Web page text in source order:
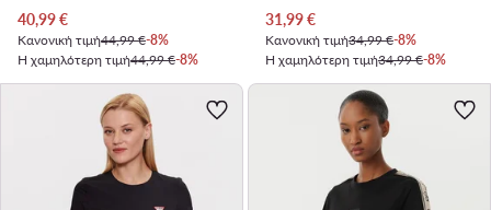
Τρέχουσα τιμή
40,99€
Κανονική τιμή44,99 €-8%
Η χαμηλότερη τιμή44,99 €-8%
Τρέχουσα τιμή
31,99€
Κανονική τιμή34,99 €-8%
Η χαμηλότερη τιμή34,99 €-8%